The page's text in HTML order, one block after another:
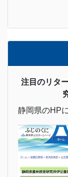
注目のリタ
静岡県のHP